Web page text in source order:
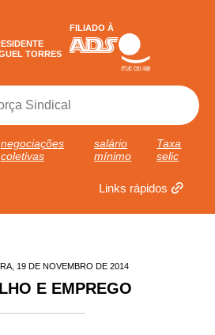
TORRES
FILIADO À
negociações
coletivas
salário
mínimo
Taxa
selic
Links rápidos
19 DE NOVEMBRO DE 2014
E EMPREGO